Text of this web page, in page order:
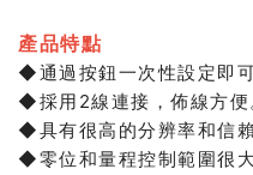
產品特點
◆通過按鈕一次性設定即可
◆採用2線連接，佈線方便
◆具有很高的分辨率和信賴
◆零位和量程控制範圍很大